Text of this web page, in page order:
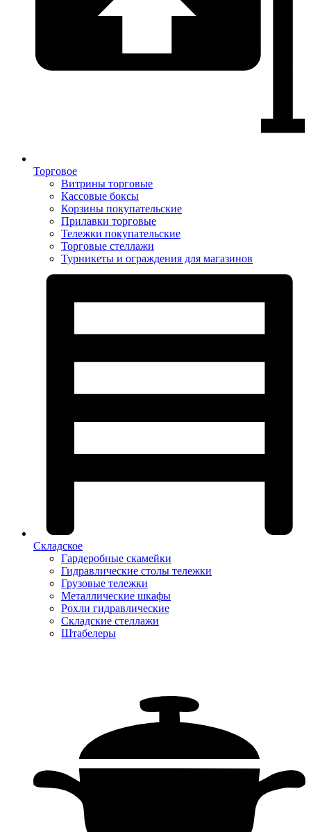
Торговое
Витрины торговые
Кассовые боксы
Корзины покупательские
Прилавки торговые
Тележки покупательские
Торговые стеллажи
Турникеты и ограждения для магазинов
Складское
Гардеробные скамейки
Гидравлические столы тележки
Грузовые тележки
Металлические шкафы
Рохли гидравлические
Складские стеллажи
Штабелеры